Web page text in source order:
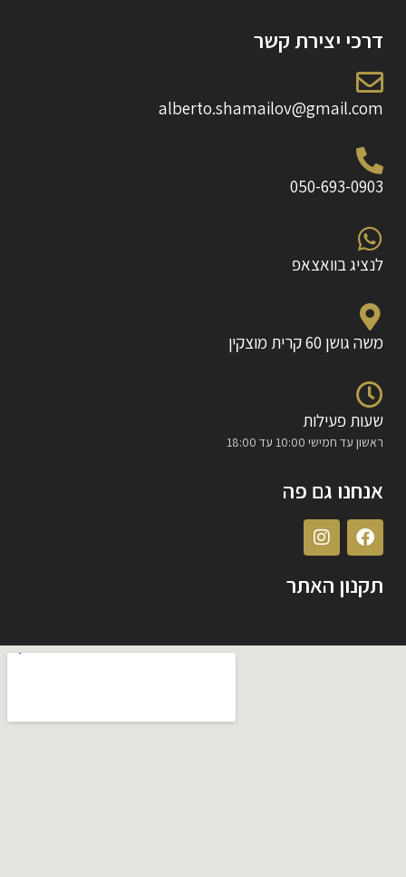
דרכי יצירת קשר
alberto.shamailov@gmail.com
050-693-0903
לנציג בוואצאפ
משה גושן 60 קרית מוצקין
שעות פעילות
ראשון עד חמישי 10:00 עד 18:00
אנחנו גם פה
תקנון האתר